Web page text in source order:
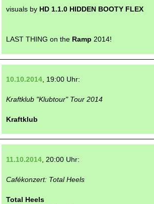
visuals by HD 1.1.0 HIDDEN BOOTY FLEX
LAST THING on the Ramp 2014!
10.10.2014 , 19:00 Uhr:
Kraftklub "Klubtour" Tour 2014
Kraftklub
11.10.2014 , 20:00 Uhr:
Cafékonzert: Total Heels
Total Heels